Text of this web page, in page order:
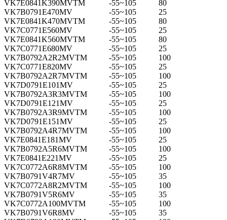
VK7E0841K390MVTM -55~105
80
VK7B0791E470MV
-55~105
25
VK7E0841K470MVTM
-55~105
80
VK7C0771E560MV
-55~105
25
VK7E0841K560MVTM
-55~105
80
VK7C0771E680MV
-55~105
25
VK7B0792A2R2MVTM
-55~105
100
VK7C0771E820MV
-55~105
25
VK7B0792A2R7MVTM
-55~105
100
VK7D0791E101MV
-55~105
25
VK7B0792A3R3MVTM
-55~105
100
VK7D0791E121MV
-55~105
25
VK7B0792A3R9MVTM
-55~105
100
VK7D0791E151MV
-55~105
25
VK7B0792A4R7MVTM
-55~105
100
VK7E0841E181MV
-55~105
25
VK7B0792A5R6MVTM
-55~105
100
VK7E0841E221MV
-55~105
25
VK7C0772A6R8MVTM
-55~105
100
VK7B0791V4R7MV
-55~105
35
VK7C0772A8R2MVTM
-55~105
100
VK7B0791V5R6MV
-55~105
35
VK7C0772A100MVTM
-55~105
100
VK7B0791V6R8MV
-55~105
35